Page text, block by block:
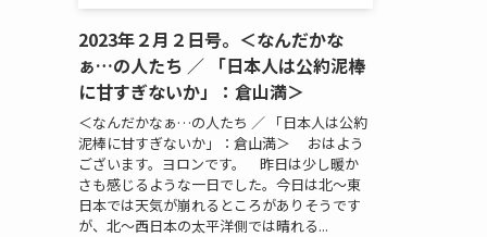
2023年２月２日号。＜なんだかな
ぁ…の人たち ／ 「日本人は公約泥棒
に甘すぎないか」：倉山満＞
＜なんだかなぁ…の人たち ／ 「日本人は公約
泥棒に甘すぎないか」：倉山満＞ おはよう
ございます。ヨロンです。 昨日は少し暖か
さも感じるような一日でした。今日は北～東
日本では天気が崩れるところがありそうです
が、北～西日本の太平洋側では晴れる...